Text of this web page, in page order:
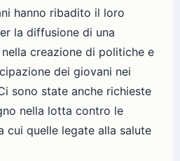
hanno ribadito il loro
la diffusione di una
creazione di politiche e
dei giovani nei
sono state anche richieste
nella lotta contro le
cui quelle legate alla salute